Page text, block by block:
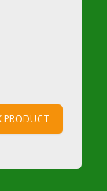
PRODUCT